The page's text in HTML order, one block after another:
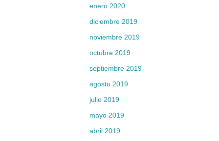
enero 2020
diciembre 2019
noviembre 2019
octubre 2019
septiembre 2019
agosto 2019
julio 2019
mayo 2019
abril 2019